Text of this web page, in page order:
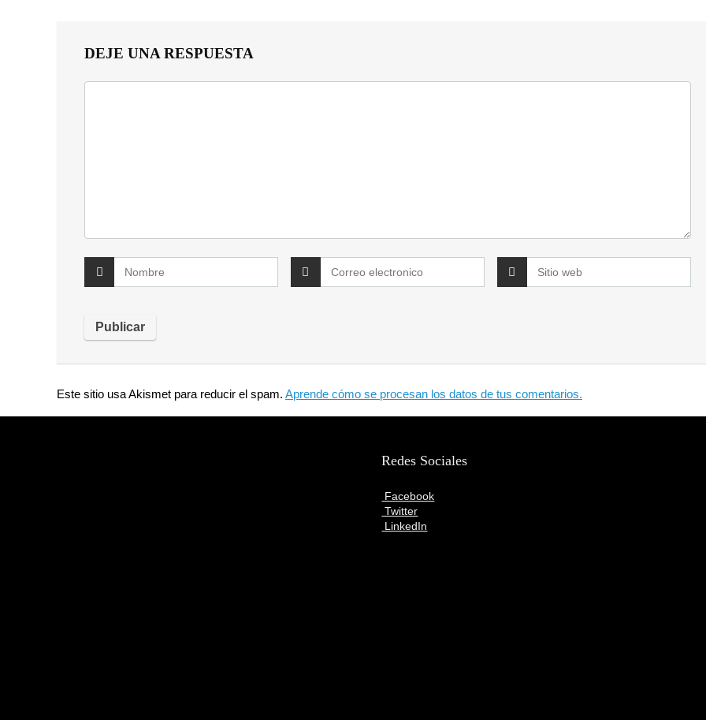
DEJE UNA RESPUESTA
Este sitio usa Akismet para reducir el spam. Aprende cómo se procesan los datos de tus comentarios.
Redes Sociales
Facebook
Twitter
LinkedIn